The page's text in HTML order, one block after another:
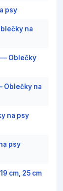
psy
na
— Oblečky
Oblečky na
na psy
psy
cm, 25 cm